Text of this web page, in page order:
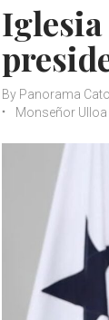
By Panorama
Monseñor Ulloa